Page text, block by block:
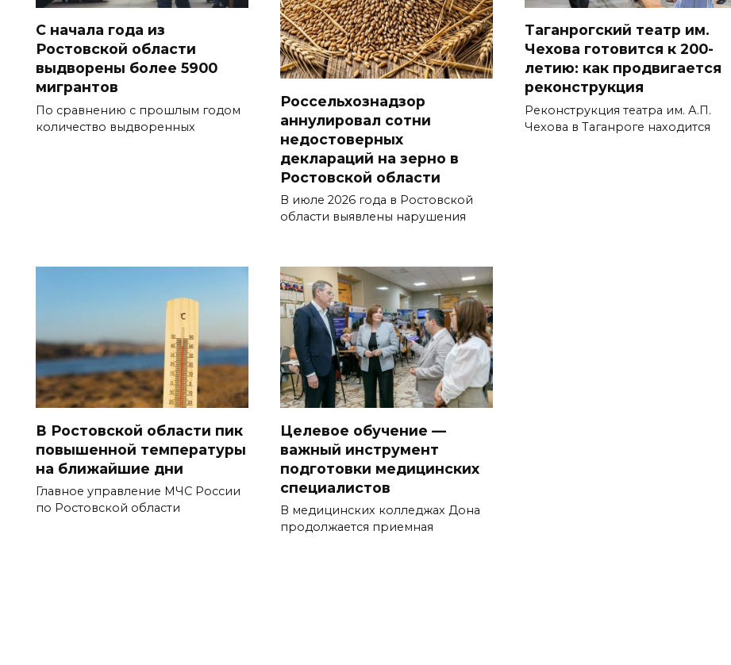
С начала года из
Ростовской области
выдворены более 5900
мигрантов
По сравнению с прошлым годом
количество выдворенных
Россельхознадзор
аннулировал сотни
недостоверных
деклараций на зерно в
Ростовской области
В июле 2026 года в Ростовской
области выявлены нарушения
Таганрогский театр им.
Чехова готовится к 200-
летию: как продвигается
реконструкция
Реконструкция театра им. А.П.
Чехова в Таганроге находится
В Ростовской области пик
повышенной температуры
на ближайшие дни
Главное управление МЧС России
по Ростовской области
Целевое обучение —
важный инструмент
подготовки медицинских
специалистов
В медицинских колледжах Дона
продолжается приемная